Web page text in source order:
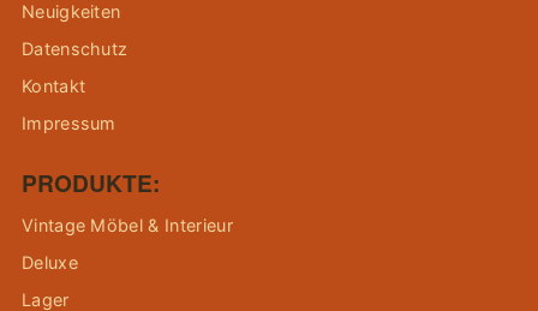
Neuigkeiten
Datenschutz
Kontakt
Impressum
PRODUKTE:
Vintage Möbel & Interieur
Deluxe
Lager